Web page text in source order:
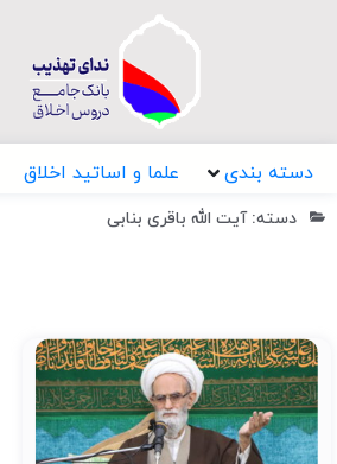
دسته بندی علما و اساتید اخلاق
دسته: آیت الله باقری بنابی